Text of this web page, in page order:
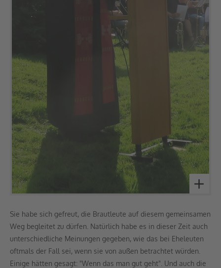
Sie habe sich gefreut, die Brautleute auf diesem gemeinsamen
Weg begleitet zu dürfen. Natürlich habe es in dieser Zeit auch
unterschiedliche Meinungen gegeben, wie das bei Eheleuten
oftmals der Fall sei, wenn sie von außen betrachtet würden.
Einige hätten gesagt: "Wenn das man gut geht". Und auch die